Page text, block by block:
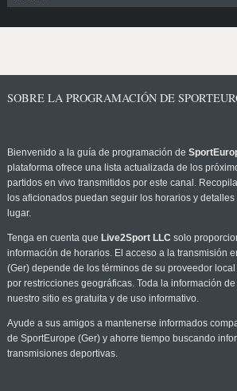
SOBRE LA PROGRAMACIÓN DE
Bienvenido a la guía de programación de
plataforma ofrece una lista actualizada de los
partidos en vivo transmitidos por este canal.
los aficionados puedan seguir los horarios y
lugar.
Tenga en cuenta que Live2Sport LLC solo
información de horarios. El acceso a la transmisión
(Ger) depende de los términos de su proveedor
por restricciones geográficas. Toda la información
nuestro sitio es gratuita y de uso informativo.
Ayude a sus amigos a mantenerse informados
de SportEurope (Ger) y ahorre tiempo buscando
transmisiones deportivas.